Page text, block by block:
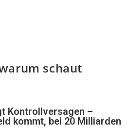
schaut
Kontrollversagen –
kommt, bei 20 Milliarden